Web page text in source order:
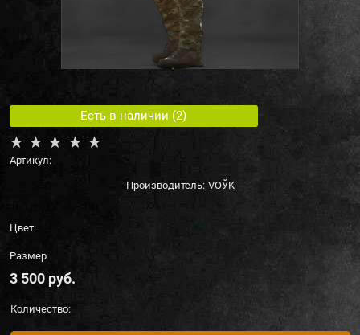
Есть в наличии (2)
Артикул:
Производитель: VOЎK
Цвет:
Размер
3 500 руб.
Количество: